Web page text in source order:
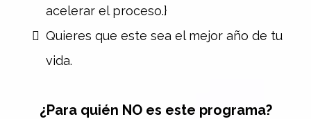
acelerar el proceso.}
Quieres que este sea el mejor año de tu
vida.
¿Para quién NO es este programa?